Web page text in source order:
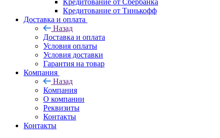
Кредитование от Сбербанка
Кредитование от Тинькофф
Доставка и оплата
Назад
Доставка и оплата
Условия оплаты
Условия доставки
Гарантия на товар
Компания
Назад
Компания
О компании
Реквизиты
Контакты
Контакты